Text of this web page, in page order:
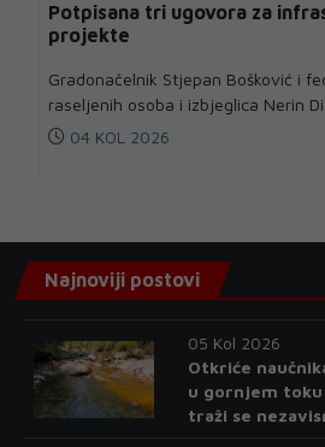
Potpisana tri ugovora za
projekte
Gradonačelnik Stjepan Bošković i
raseljenih osoba i izbjeglica Nerin
04 KOL 2026
Najnoviji postovi
05 Kol 2026
Otkriće
u gornjem
traži se